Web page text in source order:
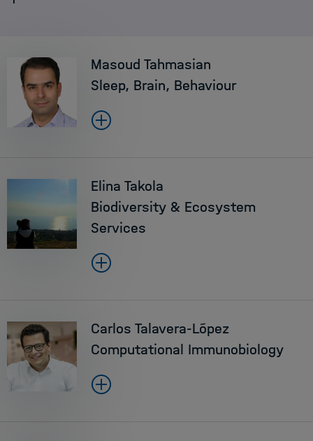
Masoud Tahmasian
Sleep, Brain, Behaviour
Elina Takola
Biodiversity & Ecosystem
Services
Carlos Talavera-López
Computational Immunobiology